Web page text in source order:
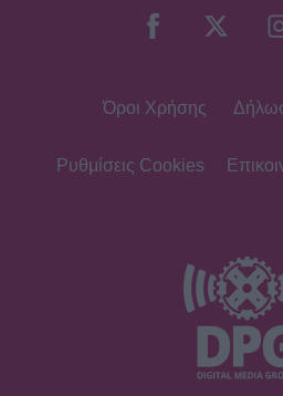
Καινούργιου με μαγιό και το
της πρεμιέρας
Κρατερός Κατσούλης: «Δεν
πολύς χρόνος για προσωπική
Όροι Χρήσης
Ρυθμίσεις Cookies